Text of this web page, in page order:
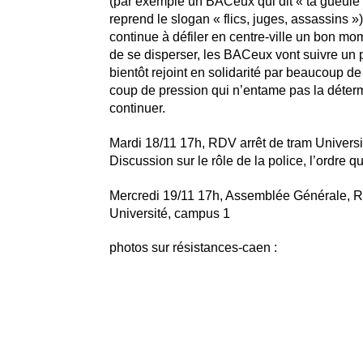
reprend le slogan « flics, juges, assassins
continue à défiler en centre-ville un bon
de se disperser, les BACeux vont suivre un
bientôt rejoint en solidarité par beaucoup
coup de pression qui n’entame pas la
continuer.
Mardi 18/11 17h, RDV arrêt de tram
Discussion sur le rôle de la police, l’ordre
Mercredi 19/11 17h, Assemblée Générale,
Université, campus 1
photos sur résistances-caen :